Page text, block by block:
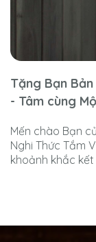
Tặng Bạn
- Tâm cùng
Mến chào Bạn
Nghi Thức Tắm
khoảnh khắc